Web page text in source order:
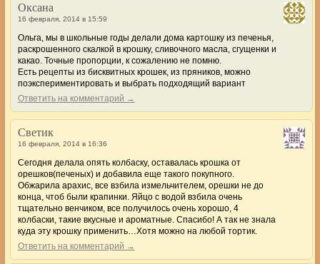
Оксана
16 февраля, 2014 в 15:59
Ольга, мы в школьные годы делали дома картошку из печенья,
раскрошенного скалкой в крошку, сливочного масла, сгущенки и
какао. Точные пропорции, к сожалению не помню.
Есть рецепты из бисквитных крошек, из пряников, можно
поэкспериментировать и выбрать подходящий вариант
Ответить на комментарий →
Светик
16 февраля, 2014 в 16:36
Сегодня делала опять колбаску, оставалась крошка от
орешков(печеных) и добавила еще такого покупного.
Обжарила арахис, все взбила измельчителем, орешки не до
конца, чтоб были крапинки. Яйцо с водой взбила очень
тщательно венчиком, все получилось очень хорошо, 4
колбаски, такие вкусные и ароматные. Спасибо! А так не знала
куда эту крошку применить…Хотя можно на любой тортик.
Ответить на комментарий →